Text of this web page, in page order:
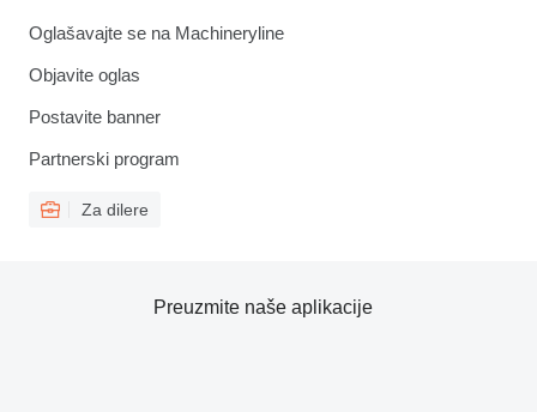
Oglašavajte se na Machineryline
Objavite oglas
Postavite banner
Partnerski program
Za dilere
Preuzmite naše aplikacije